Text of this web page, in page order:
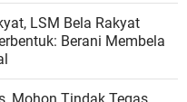
LSM Bela Rakyat
Berani Membela